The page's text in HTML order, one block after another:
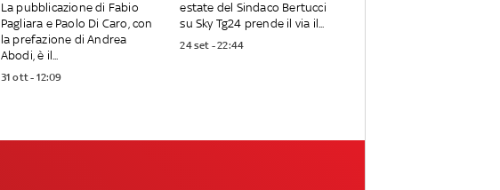
La pubblicazione di Fabio
Pagliara e Paolo Di Caro, con
la prefazione di Andrea
Abodi, è il...
31 ott - 12:09
estate del Sindaco Bertucci
su Sky Tg24 prende il via il...
24 set - 22:44